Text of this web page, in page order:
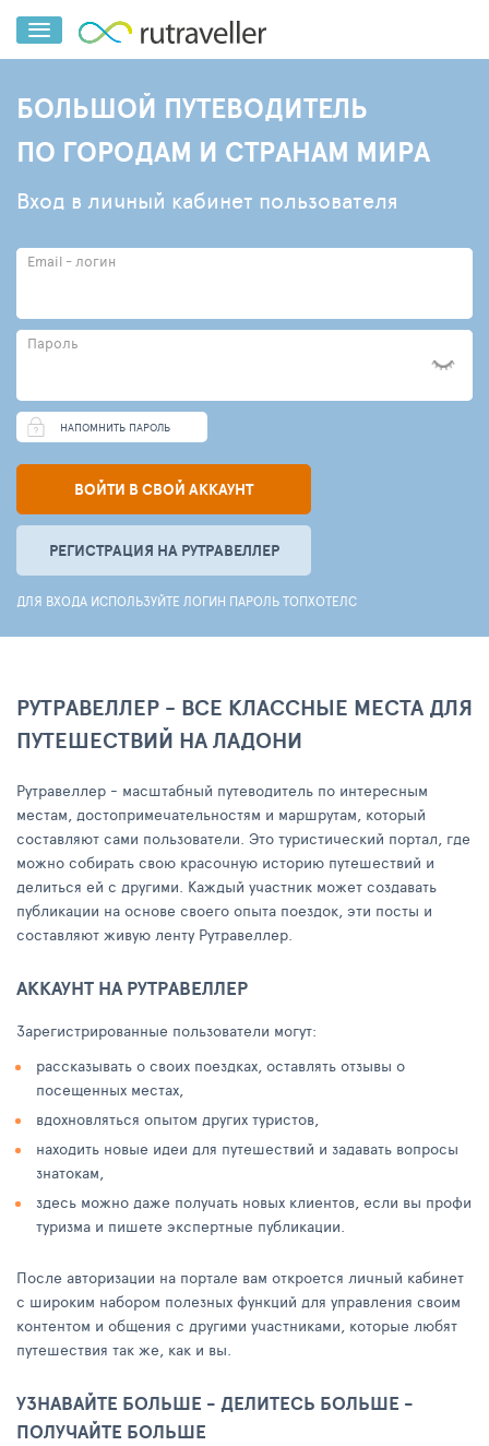
БОЛЬШОЙ ПУТЕВОДИТЕЛЬ
ПО ГОРОДАМ И СТРАНАМ МИРА
Вход в личный кабинет пользователя
Email - логин
Пароль
НАПОМНИТЬ ПАРОЛЬ
ВОЙТИ В СВОЙ АККАУНТ
РЕГИСТРАЦИЯ НА РУТРАВЕЛЛЕР
ДЛЯ ВХОДА ИСПОЛЬЗУЙТЕ ЛОГИН ПАРОЛЬ ТОПХОТЕЛС
РУТРАВЕЛЛЕР - ВСЕ КЛАССНЫЕ МЕСТА ДЛЯ
ПУТЕШЕСТВИЙ НА ЛАДОНИ
Рутравеллер - масштабный путеводитель по интересным
местам, достопримечательностям и маршрутам, который
составляют сами пользователи. Это туристический портал, где
можно собирать свою красочную историю путешествий и
делиться ей с другими. Каждый участник может создавать
публикации на основе своего опыта поездок, эти посты и
составляют живую ленту Рутравеллер.
АККАУНТ НА РУТРАВЕЛЛЕР
Зарегистрированные пользователи могут:
рассказывать о своих поездках, оставлять отзывы о
посещенных местах,
вдохновляться опытом других туристов,
находить новые идеи для путешествий и задавать вопросы
знатокам,
здесь можно даже получать новых клиентов, если вы профи
туризма и пишете экспертные публикации.
После авторизации на портале вам откроется личный кабинет
с широким набором полезных функций для управления своим
контентом и общения с другими участниками, которые любят
путешествия так же, как и вы.
УЗНАВАЙТЕ БОЛЬШЕ - ДЕЛИТЕСЬ БОЛЬШЕ -
ПОЛУЧАЙТЕ БОЛЬШЕ